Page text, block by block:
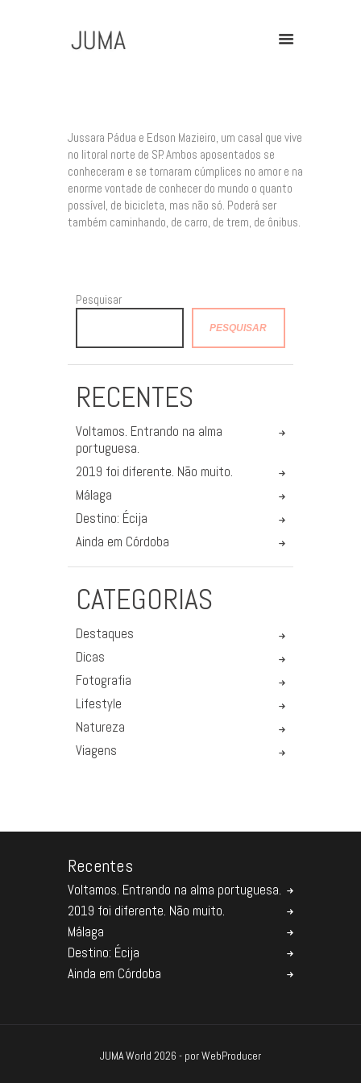
Home
Contact
Jussara Pádua e Edson Mazieiro, um casal que vive
no litoral norte de SP. Ambos aposentados se
conheceram e se tornaram cúmplices no amor e na
enorme vontade de conhecer do mundo o quanto
possível, de bicicleta, mas não só. Poderá ser
também caminhando, de carro, de trem, de ônibus.
Pesquisar
PESQUISAR
RECENTES
Voltamos. Entrando na alma
portuguesa.
2019 foi diferente. Não muito.
Málaga
Destino: Écija
Ainda em Córdoba
CATEGORIAS
Destaques
Dicas
Fotografia
Lifestyle
Natureza
Viagens
Recentes
Voltamos. Entrando na alma portuguesa.
2019 foi diferente. Não muito.
Málaga
Destino: Écija
Ainda em Córdoba
JUMA World 2026 - porWebProducer